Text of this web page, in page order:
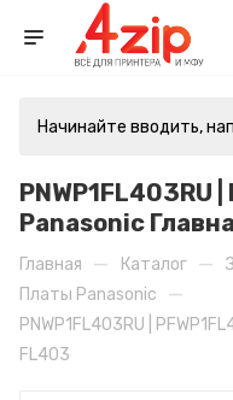
PNWP1FL403RU
Panasonic
Главная — Каталог —
Платы Panasonic —
PNWP1FL403RU |
FL403